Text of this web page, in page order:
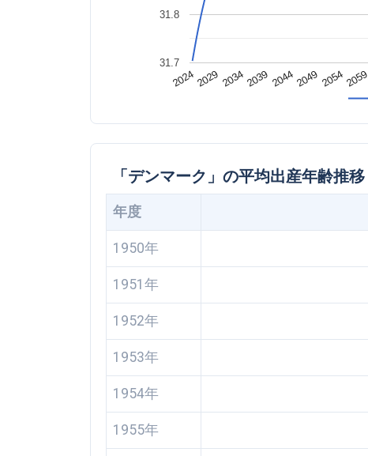
20242029 20342039 20442049 20542059
31.7
31.8
「デンマーク」の平均出産年齢推移
年度
1950年
1951年
1952年
1953年
1954年
1955年